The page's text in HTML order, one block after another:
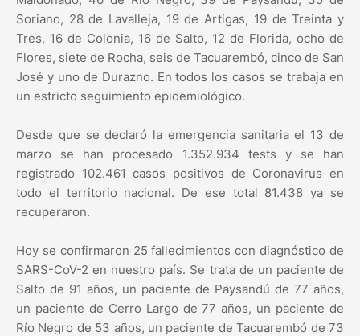
Soriano, 28 de Lavalleja, 19 de Artigas, 19 de Treinta y
Tres, 16 de Colonia, 16 de Salto, 12 de Florida, ocho de
Flores, siete de Rocha, seis de Tacuarembó, cinco de San
José y uno de Durazno. En todos los casos se trabaja en
un estricto seguimiento epidemiológico.
Desde que se declaró la emergencia sanitaria el 13 de
marzo se han procesado 1.352.934 tests y se han
registrado 102.461 casos positivos de Coronavirus en
todo el territorio nacional. De ese total 81.438 ya se
recuperaron.
Hoy se confirmaron 25 fallecimientos con diagnóstico de
SARS-CoV-2 en nuestro país. Se trata de un paciente de
Salto de 91 años, un paciente de Paysandú de 77 años,
un paciente de Cerro Largo de 77 años, un paciente de
Río Negro de 53 años, un paciente de Tacuarembó de 73